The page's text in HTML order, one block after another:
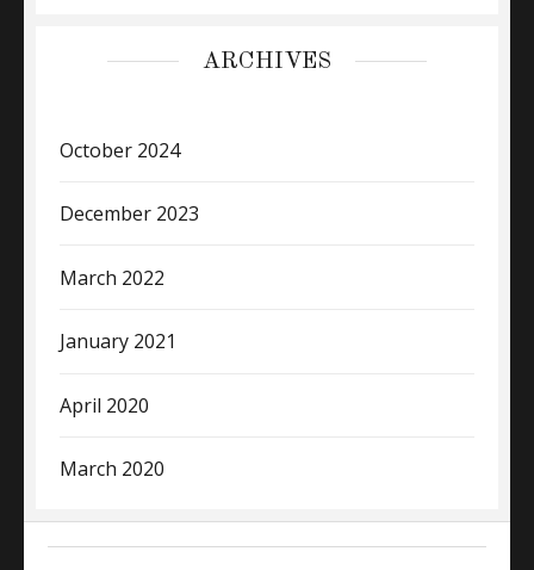
ARCHIVES
October 2024
December 2023
March 2022
January 2021
April 2020
March 2020